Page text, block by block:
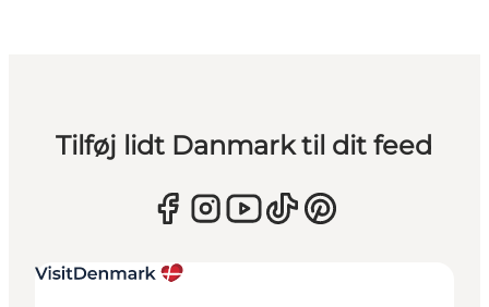
Tilføj lidt Danmark til dit feed